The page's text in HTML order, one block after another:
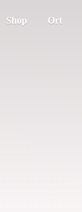
Shop Ort